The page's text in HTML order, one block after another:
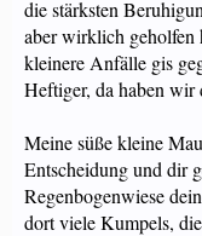
die stärksten
aber wirklich geholfen
kleinere Anfälle gis
Heftiger, da haben wir
Meine süße kleine
Entscheidung und dir
Regenbogenwiese
dort viele Kumpels,